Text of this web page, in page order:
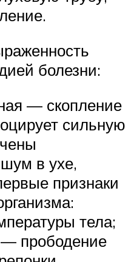
болезни:
— скопление
сильную
в ухе,
признаки
тела;
прободение